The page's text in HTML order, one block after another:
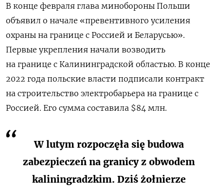
В конце февраля глава минобороны Польши
объявил о начале «превентивного усиления
охраны на границе с Россией и Беларусью».
Первые укрепления начали возводить
на границе с Калининградской областью. В конце
2022 года польские власти подписали контракт
на строительство электробарьера на границе с
Россией. Его сумма составила $84 млн.
W lutym rozpoczęła się budowa
zabezpieczeń na granicy z obwodem
kaliningradzkim. Dziś żołnierze